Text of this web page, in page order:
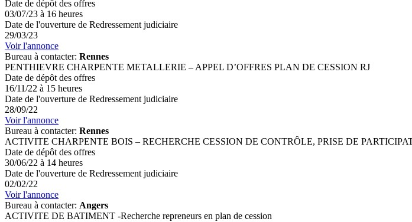
Date de dépôt des offres
03/07/23 à 16 heures
Date de l'ouverture de Redressement judiciaire
29/03/23
Voir l'annonce
Bureau à contacter: Rennes
PENTHIEVRE CHARPENTE METALLERIE – APPEL D’OFFRES PLAN DE CESSION RJ
Date de dépôt des offres
16/11/22 à 15 heures
Date de l'ouverture de Redressement judiciaire
28/09/22
Voir l'annonce
Bureau à contacter: Rennes
ACTIVITE CHARPENTE BOIS – RECHERCHE CESSION DE CONTRÔLE, PRISE DE
Date de dépôt des offres
30/06/22 à 14 heures
Date de l'ouverture de Redressement judiciaire
02/02/22
Voir l'annonce
Bureau à contacter: Angers
ACTIVITE DE BATIMENT -Recherche repreneurs en plan de cession